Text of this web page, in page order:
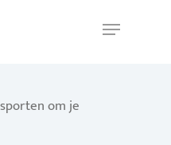
close
om je